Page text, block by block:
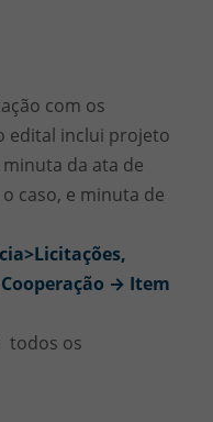
com os
edital inclui projeto
da ata de
caso, e minuta de
→ Item
todos os